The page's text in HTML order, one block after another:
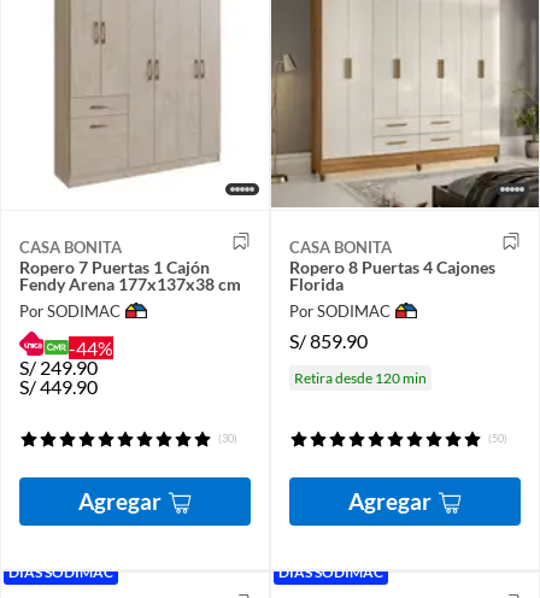
CASA BONITA
Ropero 7 Puertas 1 Cajón
Fendy Arena 177x137x38 cm
Por SODIMAC
-44%
S/ 249.90
S/449.90
(30)
Agregar
CASA BONITA
Ropero 8 Puertas 4 Cajones
Florida
Por SODIMAC
S/859.90
Retira desde 120 min
(50)
Agregar
DÍAS SODIMAC DÍAS SODIMAC